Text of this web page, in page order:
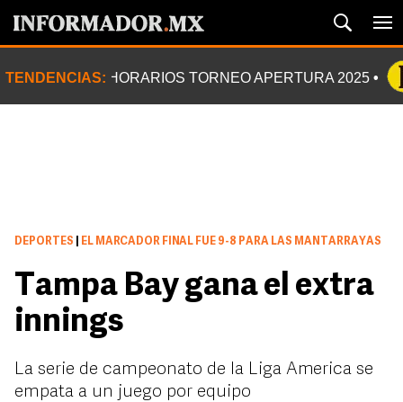
TENDENCIAS: HORARIOS TORNEO APERTURA 2025
DEPORTES EL MARCADOR FINAL FUE 9-8 PARA LAS MANTARRAYAS
Tampa Bay gana el extra
innings
La serie de campeonato de la Liga America se
empata a un juego por equipo